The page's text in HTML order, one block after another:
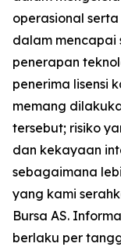
operasional
dalam mencapai
penerapan
penerima lisensi
memang
tersebut; risiko
dan kekayaan
sebagaimana
yang kami
Bursa AS.
berlaku per